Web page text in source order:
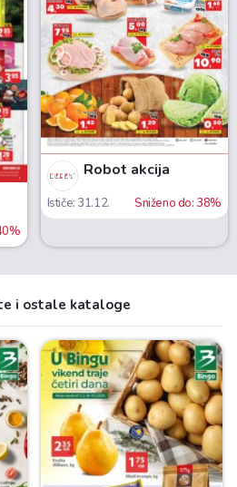
Robot akcija
Ističe: 31.12. Sniženo do: 38%
i ostale kataloge